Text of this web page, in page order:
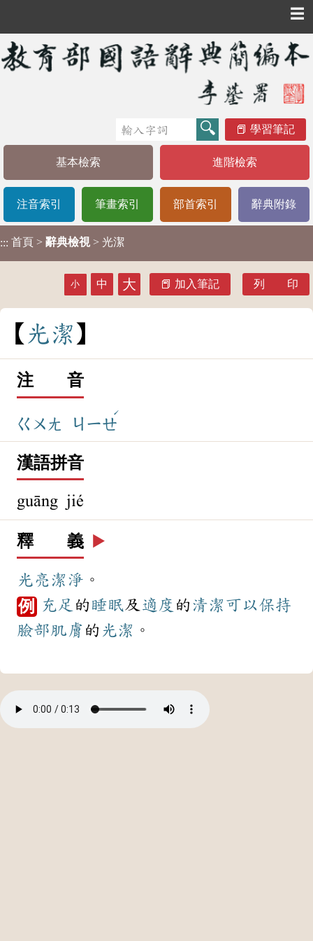
☰
學習筆記
基本檢索 進階檢索
注音索引 筆畫索引 部首索引 辭典附錄
::: 首頁 > 辭典檢視 > 光潔
小 中 大 加入筆記 列 印
光潔
注 音
ㄍㄨㄤ ㄐㄧㄝ
ˊ
漢語拼音
guāng jié
釋 義 ▶️
光亮 潔淨 。
例 充足 的 睡眠及 適度 的 清潔 可以保持
臉部肌膚 的 光潔 。